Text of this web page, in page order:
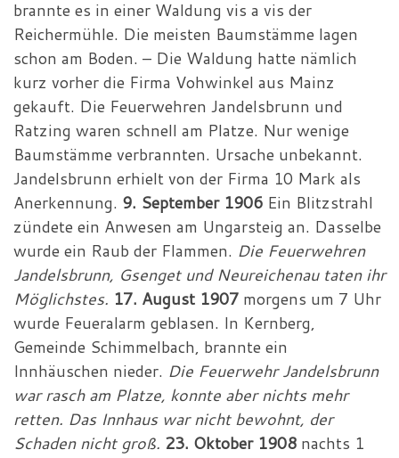
brannte es in einer Waldung vis a vis der
Reichermühle. Die meisten Baumstämme lagen
schon am Boden. – Die Waldung hatte nämlich
kurz vorher die Firma Vohwinkel aus Mainz
gekauft. Die Feuerwehren Jandelsbrunn und
Ratzing waren schnell am Platze. Nur wenige
Baumstämme verbrannten. Ursache unbekannt.
Jandelsbrunn erhielt von der Firma 10 Mark als
Anerkennung. 9. September 1906 Ein Blitzstrahl
zündete ein Anwesen am Ungarsteig an. Dasselbe
wurde ein Raub der Flammen. Die Feuerwehren
Jandelsbrunn, Gsenget und Neureichenau taten ihr
Möglichstes. 17. August 1907 morgens um 7 Uhr
wurde Feueralarm geblasen. In Kernberg,
Gemeinde Schimmelbach, brannte ein
Innhäuschen nieder. Die Feuerwehr Jandelsbrunn
war rasch am Platze, konnte aber nichts mehr
retten. Das Innhaus war nicht bewohnt, der
Schaden nicht groß. 23. Oktober 1908 nachts 1